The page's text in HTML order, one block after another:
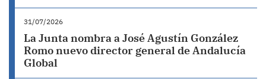
31/07/2026
La Junta nombra a José Agustín González
Romo nuevo director general de Andalucía
Global